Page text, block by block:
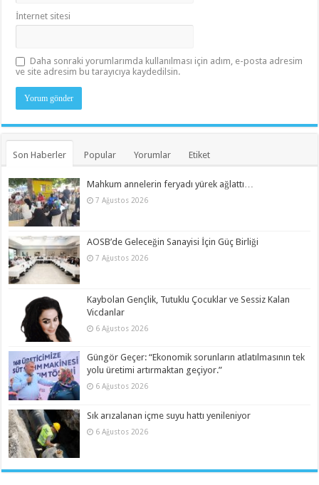
İnternet sitesi
Daha sonraki yorumlarımda kullanılması için adım, e-posta adresim
ve site adresim bu tarayıcıya kaydedilsin.
Son Haberler Popular Yorumlar Etiket
Mahkum annelerin feryadı yürek ağlattı…
7 Ağustos 2026
AOSB’de Geleceğin Sanayisi İçin Güç Birliği
7 Ağustos 2026
Kaybolan Gençlik, Tutuklu Çocuklar ve Sessiz Kalan
Vicdanlar
6 Ağustos 2026
Güngör Geçer: “Ekonomik sorunların atlatılmasının tek
yolu üretimi artırmaktan geçiyor.”
6 Ağustos 2026
Sık arızalanan içme suyu hattı yenileniyor
6 Ağustos 2026